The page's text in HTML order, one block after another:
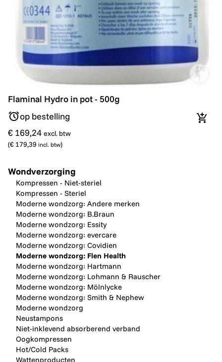
Flaminal Hydro in pot - 500g
Flaminal Hydro in pot - 500g
op bestelling
€ 169,24 excl. btw
(€ 179,39 incl. btw)
In
Wondverzorging
Kompressen - Niet-steriel
Kompressen - Steriel
Moderne wondzorg: Andere merken
Moderne wondzorg: B.Braun
Moderne wondzorg: Essity
Moderne wondzorg: evercare
Moderne wondzorg: Covidien
Moderne wondzorg: Flen Health
Moderne wondzorg: Hartmann
Moderne wondzorg: Lohmann & Rauscher
Moderne wondzorg: Mölnlycke
Moderne wondzorg: Smith & Nephew
Moderne wondzorg
Neustampons
Niet-inklevend absorberend verband
Oogkompressen
Hot/Cold Packs
Wattenproducten